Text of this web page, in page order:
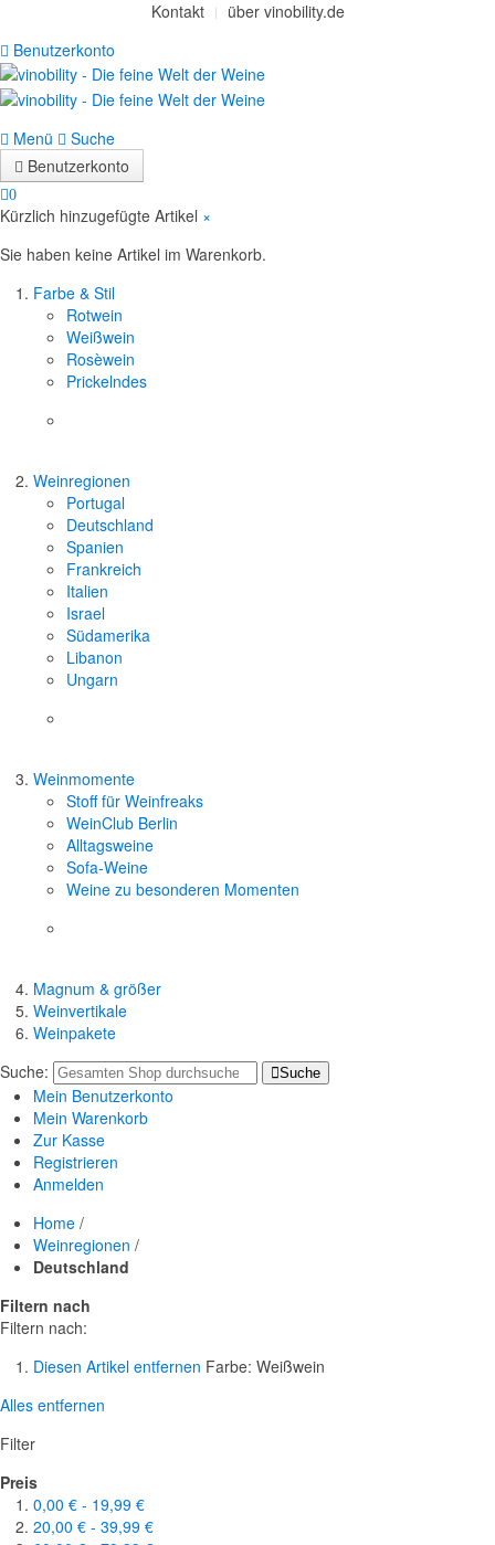
Kontakt
über vinobility.de
Benutzerkonto
Menü
Suche
Benutzerkonto
0
Kürzlich hinzugefügte Artikel ×
Sie haben keine Artikel im Warenkorb.
Farbe & Stil
Rotwein
Weißwein
Rosèwein
Prickelndes
Weinregionen
Portugal
Deutschland
Spanien
Frankreich
Italien
Israel
Südamerika
Libanon
Ungarn
Weinmomente
Stoff für Weinfreaks
WeinClub Berlin
Alltagsweine
Sofa-Weine
Weine zu besonderen Momenten
Magnum & größer
Weinvertikale
Weinpakete
Suche:
Suche
Mein Benutzerkonto
Mein Warenkorb
Zur Kasse
Registrieren
Anmelden
Home /
Weinregionen /
Deutschland
Filtern nach
Filtern nach:
Diesen Artikel entfernen Farbe: Weißwein
Alles entfernen
Filter
Preis
0,00 € - 19,99 €
20,00 € - 39,99 €